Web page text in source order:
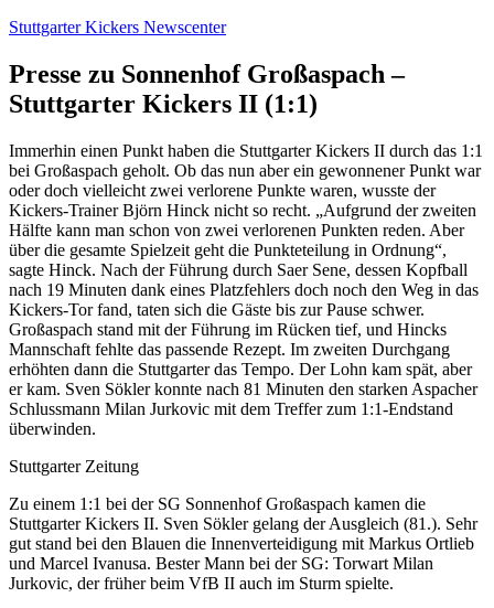
Zum
springen
Stuttgarter Kickers Newscenter
Presse zu Sonnenhof Großaspach –
Stuttgarter Kickers II (1:1)
Immerhin einen Punkt haben die Stuttgarter Kickers II durch das 1:1
bei Großaspach geholt. Ob das nun aber ein gewonnener Punkt war
oder doch vielleicht zwei verlorene Punkte waren, wusste der
Kickers-Trainer Björn Hinck nicht so recht. „Aufgrund der zweiten
Hälfte kann man schon von zwei verlorenen Punkten reden. Aber
über die gesamte Spielzeit geht die Punkteteilung in Ordnung“,
sagte Hinck. Nach der Führung durch Saer Sene, dessen Kopfball
nach 19 Minuten dank eines Platzfehlers doch noch den Weg in das
Kickers-Tor fand, taten sich die Gäste bis zur Pause schwer.
Großaspach stand mit der Führung im Rücken tief, und Hincks
Mannschaft fehlte das passende Rezept. Im zweiten Durchgang
erhöhten dann die Stuttgarter das Tempo. Der Lohn kam spät, aber
er kam. Sven Sökler konnte nach 81 Minuten den starken Aspacher
Schlussmann Milan Jurkovic mit dem Treffer zum 1:1-Endstand
überwinden.
Stuttgarter Zeitung
Zu einem 1:1 bei der SG Sonnenhof Großaspach kamen die
Stuttgarter Kickers II. Sven Sökler gelang der Ausgleich (81.). Sehr
gut stand bei den Blauen die Innenverteidigung mit Markus Ortlieb
und Marcel Ivanusa. Bester Mann bei der SG: Torwart Milan
Jurkovic, der früher beim VfB II auch im Sturm spielte.